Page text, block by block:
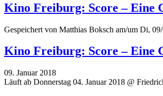
Kino Freiburg: Score – Eine
Gespeichert von Matthias Boksch am/um Di,
Kino Freiburg: Score – Eine
09. Januar 2018
Läuft ab Donnerstag 04. Januar 2018 @